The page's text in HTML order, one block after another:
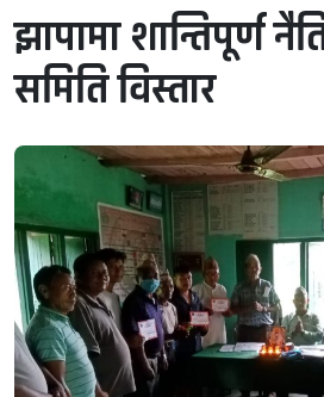
झापामा शान्तिपूर्ण
समिति विस्तार